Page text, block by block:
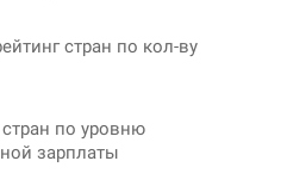
стран по кол-ву
по уровню
зарплаты